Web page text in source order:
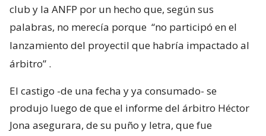
club y la ANFP por un hecho que, según sus
palabras, no merecía porque “no participó en el
lanzamiento del proyectil que habría impactado al
árbitro” .
El castigo -de una fecha y ya consumado- se
produjo luego de que el informe del árbitro Héctor
Jona asegurara, de su puño y letra, que fue